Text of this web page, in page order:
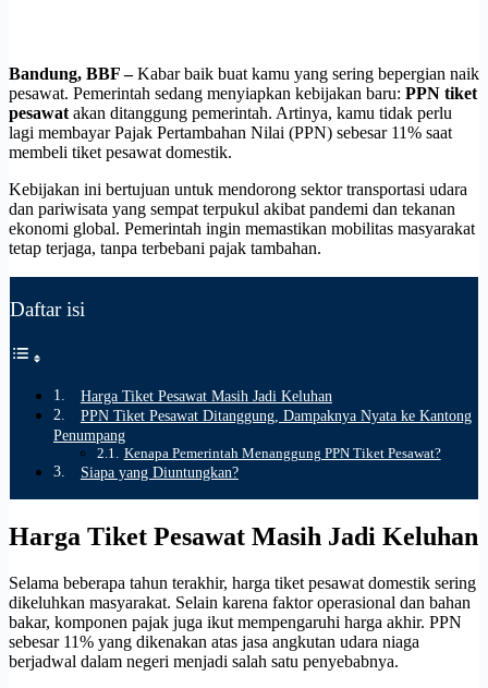
Bandung, BBF –Kabar baik buat kamu yang sering bepergian naik
pesawat. Pemerintah sedang menyiapkan kebijakan baru: PPN tiket
pesawat akan ditanggung pemerintah. Artinya, kamu tidak perlu
lagi membayar Pajak Pertambahan Nilai (PPN) sebesar 11% saat
membeli tiket pesawat domestik.
Kebijakan ini bertujuan untuk mendorong sektor transportasi udara
dan pariwisata yang sempat terpukul akibat pandemi dan tekanan
ekonomi global. Pemerintah ingin memastikan mobilitas masyarakat
tetap terjaga, tanpa terbebani pajak tambahan.
Daftar isi
Harga Tiket Pesawat Masih Jadi Keluhan
PPN Tiket Pesawat Ditanggung, Dampaknya Nyata ke Kantong
Penumpang
Kenapa Pemerintah Menanggung PPN Tiket Pesawat?
Siapa yang Diuntungkan?
Harga Tiket Pesawat Masih Jadi Keluhan
Selama beberapa tahun terakhir, harga tiket pesawat domestik sering
dikeluhkan masyarakat. Selain karena faktor operasional dan bahan
bakar, komponen pajak juga ikut mempengaruhi harga akhir. PPN
sebesar 11% yang dikenakan atas jasa angkutan udara niaga
berjadwal dalam negeri menjadi salah satu penyebabnya.